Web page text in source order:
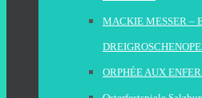
MACKIE MESSER –
ORPHÉE AUX